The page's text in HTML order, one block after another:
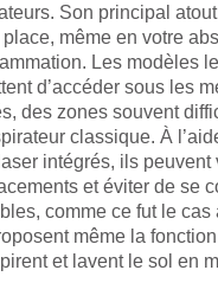
Son principal
même en votre
Les modèles
d’accéder sous les
des zones souvent
classique. À
intégrés, ils peuvent
et éviter de se
comme ce fut le cas
même la
et lavent le sol en